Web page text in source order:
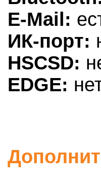
E-Mail:
ИК-порт:
HSCSD:
EDGE: